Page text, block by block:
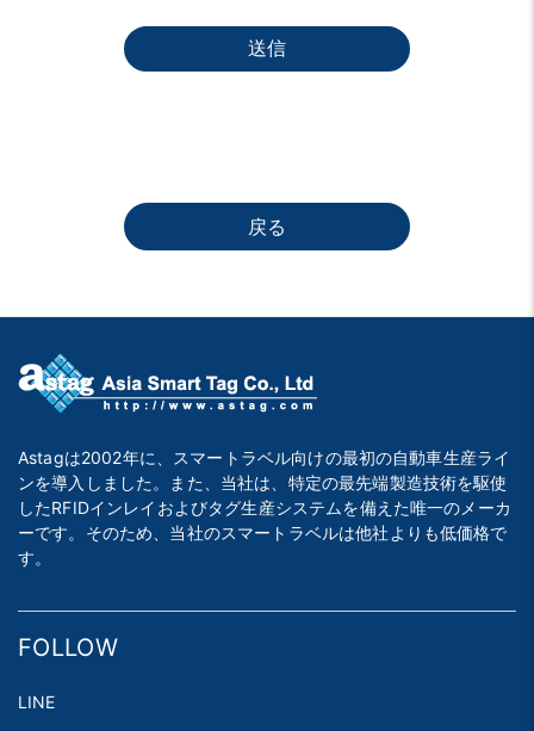
送信
戻る
Astagは2002年に、スマートラベル向けの最初の自動車生産ライ
ンを導入しました。また、当社は、特定の最先端製造技術を駆使
したRFIDインレイおよびタグ生産システムを備えた唯一のメーカ
ーです。そのため、当社のスマートラベルは他社よりも低価格で
す。
FOLLOW
LINE